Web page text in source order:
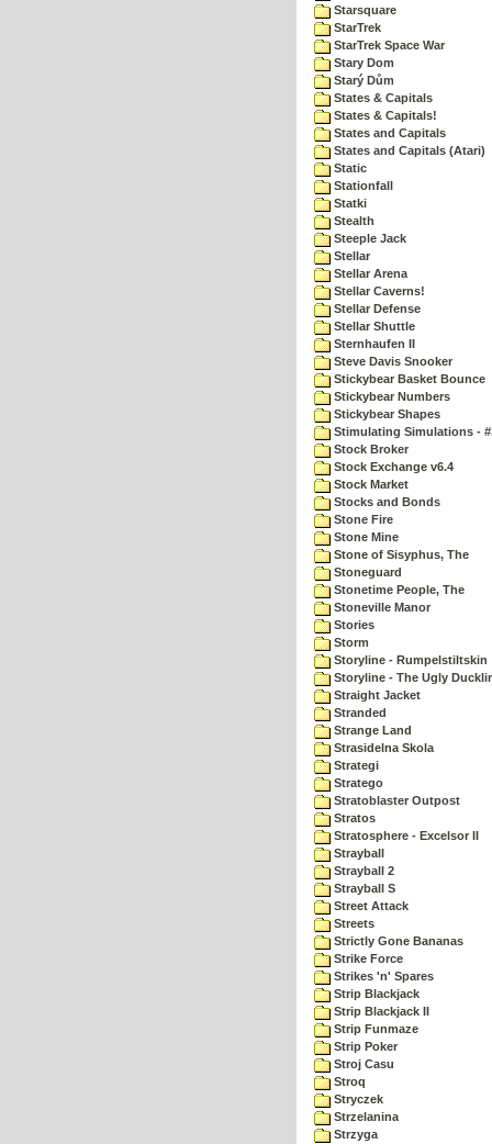
Starsquare
StarTrek
StarTrek Space War
Stary Dom
Starý Dům
States & Capitals
States & Capitals!
States and Capitals
States and Capitals (Atari)
Static
Stationfall
Statki
Stealth
Steeple Jack
Stellar
Stellar Arena
Stellar Caverns!
Stellar Defense
Stellar Shuttle
Sternhaufen II
Steve Davis Snooker
Stickybear Basket Bounce
Stickybear Numbers
Stickybear Shapes
Stimulating Simulations -
Stock Broker
Stock Exchange v6.4
Stock Market
Stocks and Bonds
Stone Fire
Stone Mine
Stone of Sisyphus, The
Stoneguard
Stonetime People, The
Stoneville Manor
Stories
Storm
Storyline - Rumpelstiltskin
Storyline - The Ugly
Straight Jacket
Stranded
Strange Land
Strasidelna Skola
Strategi
Stratego
Stratoblaster Outpost
Stratos
Stratosphere - Excelsor II
Strayball
Strayball 2
Strayball S
Street Attack
Streets
Strictly Gone Bananas
Strike Force
Strikes 'n' Spares
Strip Blackjack
Strip Blackjack II
Strip Funmaze
Strip Poker
Stroj Casu
Stroq
Stryczek
Strzelanina
Strzyga